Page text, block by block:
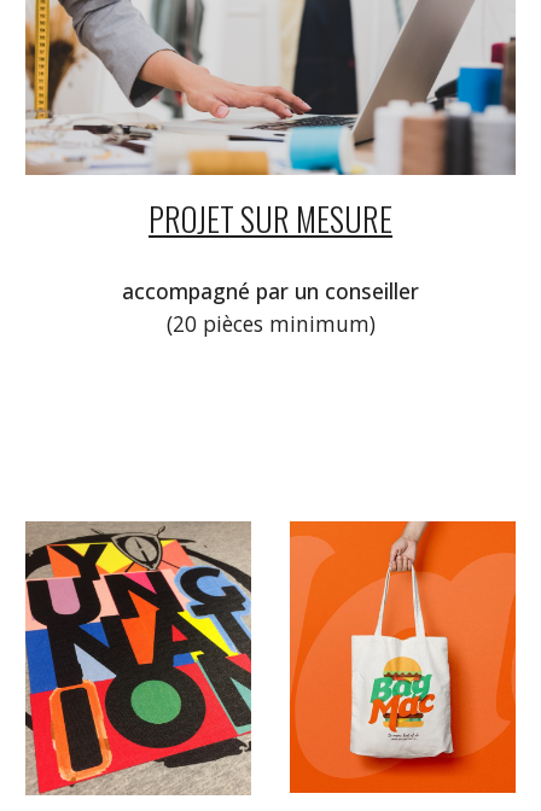
PROJET SUR MESURE
accompagné par un conseiller
(20 pièces minimum)